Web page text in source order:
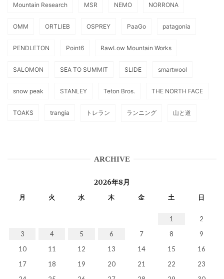
Mountain Research MSR NEMO NORRONA
OMM ORTLIEB OSPREY PaaGo patagonia
PENDLETON Point6 RawLow Mountain Works
SALOMON SEA TO SUMMIT SLIDE smartwool
snow peak STANLEY Teton Bros. THE NORTH FACE
TOAKS trangia トレラン ランニング 山と道
ARCHIVE
2026年8月
月 火 水 木 金 土 日
1
2
3
4 5 6 7 8
9
10
11 12 13 14 15
16
17
18 19 20 21 22
23